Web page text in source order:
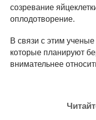
созревание
оплодотворение.
В связи с этим
которые планируют
внимательнее